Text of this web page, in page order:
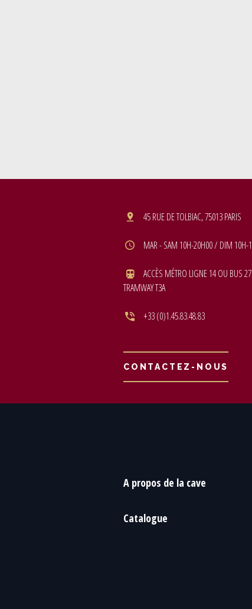
45 RUE DE TOLBIAC, 75013 PARIS
MAR - SAM 10H-20H00 / DIM 10H-
ACCÈS MÉTRO LIGNE 14 OU BUS
TRAMWAY T3A
+33 (0)1.45.83.48.83
CONTACTEZ-NOUS
A propos de la cave
Catalogue